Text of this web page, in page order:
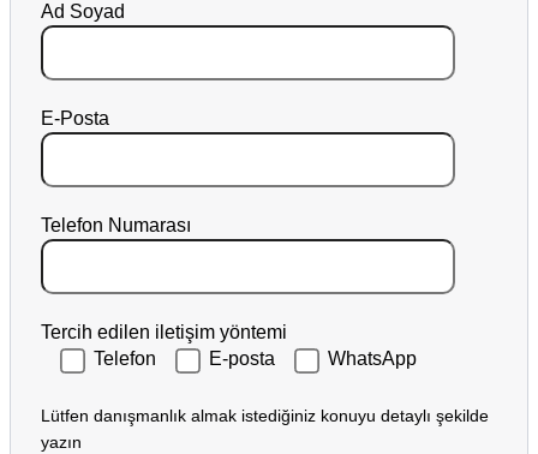
Ad Soyad
E-Posta
Telefon Numarası
Tercih edilen iletişim yöntemi
Telefon
E-posta WhatsApp
Lütfen danışmanlık almak istediğiniz konuyu detaylı şekilde
yazın